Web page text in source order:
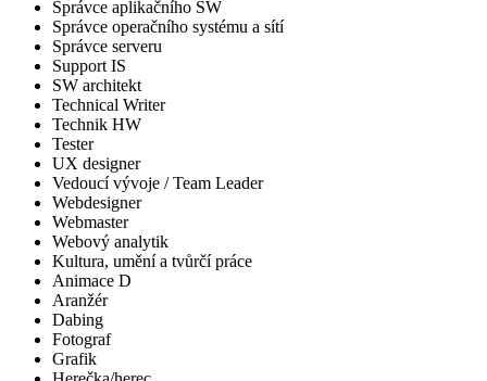
Správce aplikačního SW
Správce operačního systému a sítí
Správce serveru
Support IS
SW architekt
Technical Writer
Technik HW
Tester
UX designer
Vedoucí vývoje / Team Leader
Webdesigner
Webmaster
Webový analytik
Kultura, umění a tvůrčí práce
Animace D
Aranžér
Dabing
Fotograf
Grafik